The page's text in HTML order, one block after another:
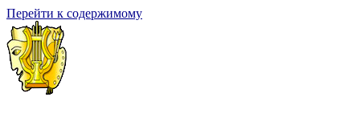
Перейти к содержимому